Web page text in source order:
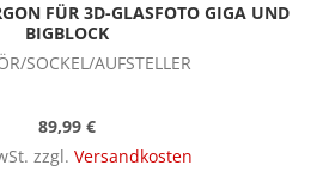
FÜR 3D-GLASFOTO GIGA UND
BIGBLOCK
SOCKEL/AUFSTELLER
89,99 €
zzgl. Versandkosten